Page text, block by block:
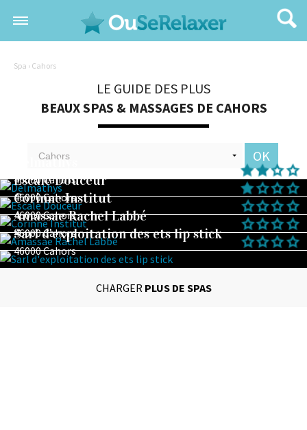
Spa › Cahors
LE GUIDE DES PLUS
BEAUX SPAS & MASSAGES DE CAHORS
OK
Delmathys
46000 Cahors
Escale Douceur
46000 Cahors
Corinne Institut
46000 Cahors
Amassae Rachel Labbé
46000 Cahors
Sarl d'exploitation des ets lip stick
46000 Cahors
CHARGER PLUS DE SPAS